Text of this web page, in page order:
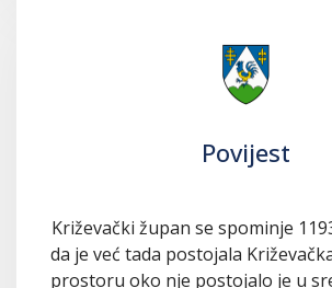
Povijest
Križevački župan se spominje
da je već tada postojala
prostoru oko nje postojalo je u